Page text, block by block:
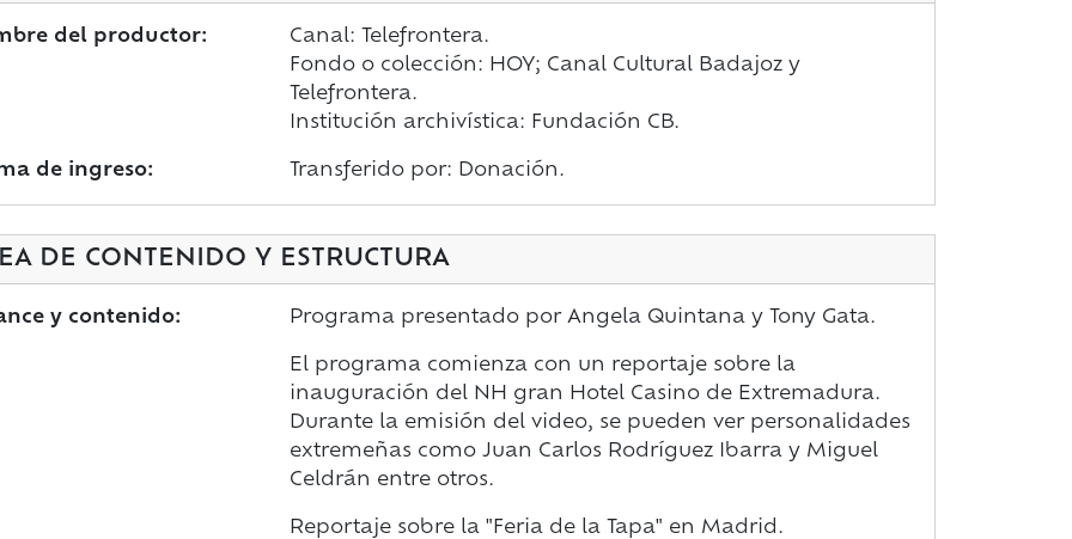
del productor:
Canal: Telefrontera.
Fondo o colección: HOY; Canal Cultural Badajoz y
Telefrontera.
Institución archivística: Fundación CB.
de ingreso: Transferido por: Donación.
DE CONTENIDO Y ESTRUCTURA
y contenido: Programa presentado por Angela Quintana y Tony Gata.
El programa comienza con un reportaje sobre la
inauguración del NH gran Hotel Casino de Extremadura.
Durante la emisión del video, se pueden ver personalidades
extremeñas como Juan Carlos Rodríguez Ibarra y Miguel
Celdrán entre otros.
Reportaje sobre la "Feria de la Tapa" en Madrid.